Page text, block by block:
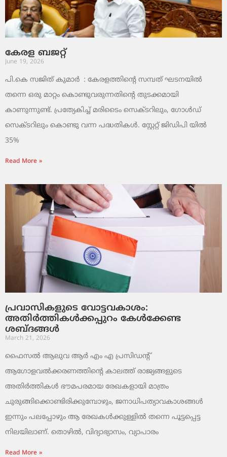
കേരള ബജറ്റ്
June 19, 2026
പി.കെ സജിത് കുമാര്‍ : കേരളത്തിന്റെ സമ്പത് ഘടനയിൽ
തന്നെ ഒരു മാറ്റം കൊണ്ടുവരുന്നതിന്റെ തുടക്കമായി
കാണുന്നുണ്ട്. പ്രത്യേകിച്ച് മരിടൈം സെക്ടറിലും, ഗോൾഡ്
സെക്ടറിലും കൊണ്ടു വന്ന പദ്ധതികൾ. സ്റ്റേറ്റ് ജിഡിപി യിൽ
35%
Read More »
പ്രവാസികളുടെ വോട്ടവകാശം:
അതിർത്തികൾക്കപ്പുറം കേൾക്കേണ്ട
ശബ്ദങ്ങൾ
March 21, 2026
ഫൈസൽ ആലുവ ആർ എം എ പ്രസിഡന്റ്
ആഗോളവൽക്കരണത്തിന്റെ കാലത്ത് രാജ്യങ്ങളുടെ
അതിർത്തികൾ ഭൗമപരമായ രേഖകളായി മാത്രം
ചുരുങ്ങിക്കൊണ്ടിരിക്കുമ്പോഴും, ജനാധിപത്യാവകാശങ്ങൾ
ഇന്നും പലപ്പോഴും ആ രേഖകൾക്കുള്ളിൽ തന്നെ പൂട്ടപ്പെട്ട
നിലയിലാണ്. തൊഴിൽ, വിദ്യാഭ്യാസം, വ്യാപാരം
Read More »